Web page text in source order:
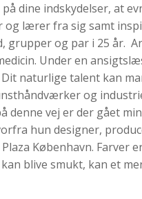
dine indskydelser, at
og lærer fra sig samt
grupper og par i 25 år.
Under en
naturlige talent kan
og
denne vej er der gået
hun designer,
København. Farver
blive smukt, kan et